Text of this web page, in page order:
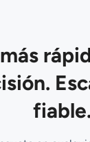
fiable.